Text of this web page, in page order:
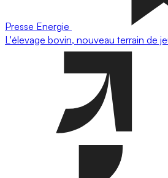
Presse Energie
L'élevage bovin, nouveau terrain de